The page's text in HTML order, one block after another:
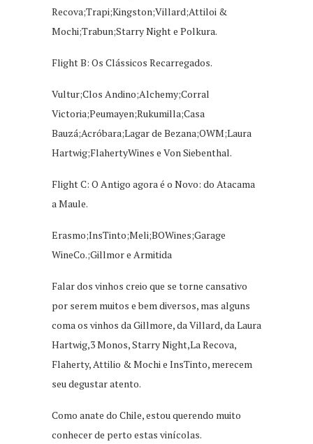
Recova;Trapi;Kingston;Villard;Attiloi &
Mochi;Trabun;Starry Night e Polkura.
Flight B: Os Clássicos Recarregados.
Vultur;Clos Andino;Alchemy;Corral
Victoria;Peumayen;Rukumilla;Casa
Bauzá;Acróbara;Lagar de Bezana;OWM;Laura
Hartwig;FlahertyWines e Von Siebenthal.
Flight C: O Antigo agora é o Novo: do Atacama
a Maule.
Erasmo;InsTinto;Meli;BOWines;Garage
WineCo.;Gillmor e Armitida
Falar dos vinhos creio que se torne cansativo
por serem muitos e bem diversos, mas alguns
coma os vinhos da Gillmore, da Villard, da Laura
Hartwig,3 Monos, Starry Night,La Recova,
Flaherty, Attilio & Mochi e InsTinto, merecem
seu degustar atento.
Como anate do Chile, estou querendo muito
conhecer de perto estas vinícolas.